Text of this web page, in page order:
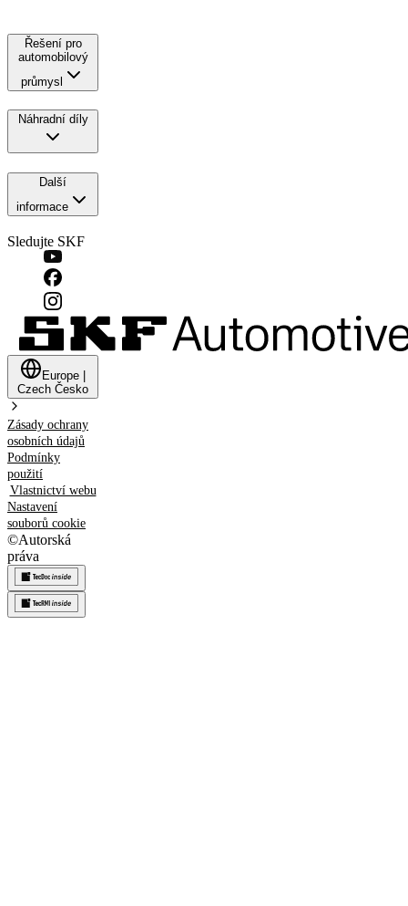
Řešení pro
automobilový
průmysl
Náhradní díly
Další
informace
Sledujte SKF
Europe
Czech Česko
Zásady ochrany
osobních údajů
Podmínky
použití
Vlastnictví webu
Nastavení
souborů cookie
©Autorská
práva